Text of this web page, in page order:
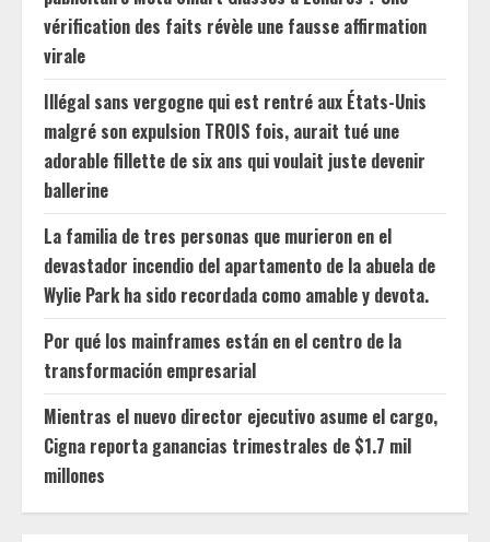
vérification des faits révèle une fausse affirmation
virale
Illégal sans vergogne qui est rentré aux États-Unis
malgré son expulsion TROIS fois, aurait tué une
adorable fillette de six ans qui voulait juste devenir
ballerine
La familia de tres personas que murieron en el
devastador incendio del apartamento de la abuela de
Wylie Park ha sido recordada como amable y devota.
Por qué los mainframes están en el centro de la
transformación empresarial
Mientras el nuevo director ejecutivo asume el cargo,
Cigna reporta ganancias trimestrales de $1.7 mil
millones